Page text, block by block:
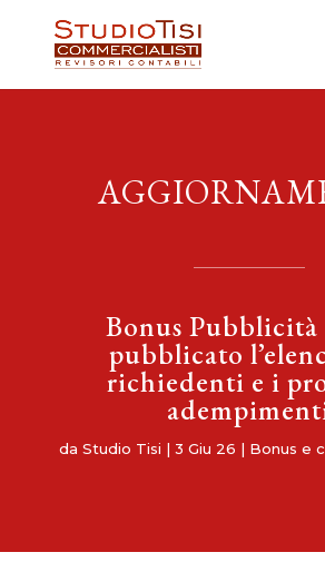
Bonus Pubblicità
pubblicato
richiedenti e i
da Studio Tisi | 3 Giu 26 | Bonus e